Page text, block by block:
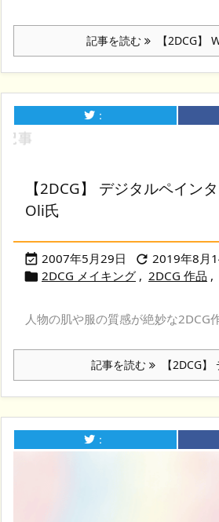
記事を読む 【2DCG】
：
【2DCG】 デジタルペイン
Oli氏
 2007年5月29日  2019年8月
 2DCG メイキング , 2DCG 作品 ,
人物の肌や服の質感が絶妙な2DCG
記事を読む 【2DCG】
：